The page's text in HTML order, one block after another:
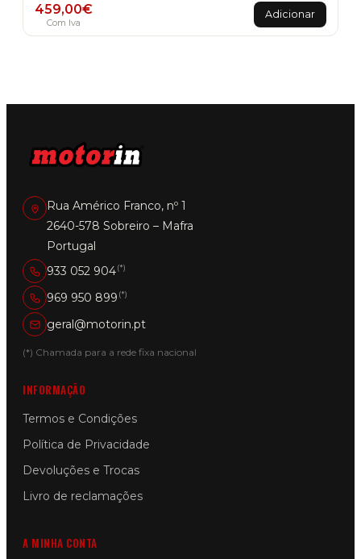
459,00€
Com Iva
Adicionar
Rua Américo Franco, nº 1
2640-578 Sobreiro – Mafra
Portugal
933 052 904(*)
969 950 899 (*)
geral@motorin.pt
(*) Chamada para a rede fixa nacional
INFORMAÇÃO
Termos e Condições
Política de Privacidade
Devoluções e Trocas
Livro de reclamações
A MINHA CONTA